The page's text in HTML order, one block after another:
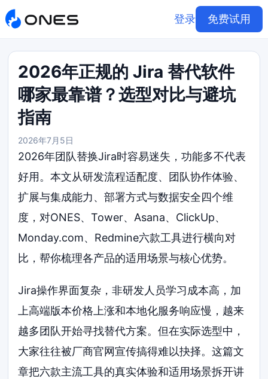
登录 免费试用
2026年正规的 Jira 替代软件
哪家最靠谱？选型对比与避坑
指南
2026年7月5日
2026年团队替换Jira时容易迷失，功能多不代表
好用。本文从研发流程适配度、团队协作体验、
扩展与集成能力、部署方式与数据安全四个维
度，对ONES、Tower、Asana、ClickUp、
Monday.com、Redmine六款工具进行横向对
比，帮你梳理各产品的适用场景与核心优势。
Jira操作界面复杂，非研发人员学习成本高，加
上高端版本价格上涨和本地化服务响应慢，越来
越多团队开始寻找替代方案。但在实际选型中，
大家往往被厂商官网宣传搞得难以抉择。这篇文
章把六款主流工具的真实体验和适用场景拆开讲